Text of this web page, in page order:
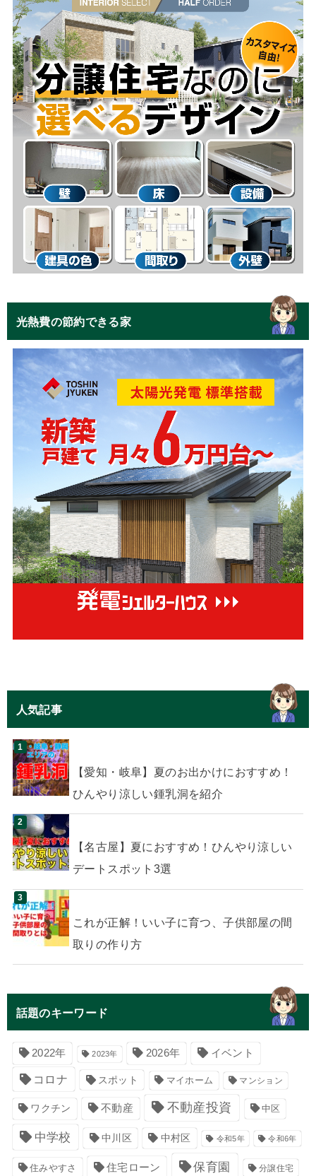
光熱費の節約できる家
人気記事
【愛知・岐阜】夏のお出かけにおすすめ！
ひんやり涼しい鍾乳洞を紹介
【名古屋】夏におすすめ！ひんやり涼しい
デートスポット3選
これが正解！いい子に育つ、子供部屋の間
取りの作り方
話題のキーワード
2022年 2023年 2026年 イベント
コロナ スポット マイホーム マンション
ワクチン 不動産 不動産投資 中区
中学校 中川区 中村区 令和5年 令和6年
住みやすさ 住宅ローン 保育園 分譲住宅